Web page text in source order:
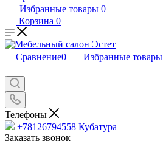
Избранные товары 0
Корзина 0
Сравнение0 Избранные товары
Телефоны
+78126794558 Кубатура
Заказать звонок